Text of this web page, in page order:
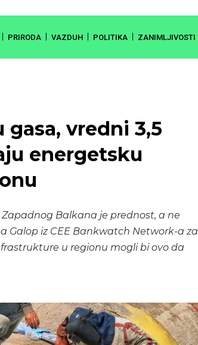
PRIRODA VAZDUH POLITIKA ZANIMLJIVOSTI
vredni 3,5
energetsku
Balkana je prednost, a ne
Galop iz CEE Bankwatch Network-a za
u regionu mogli bi ovo da